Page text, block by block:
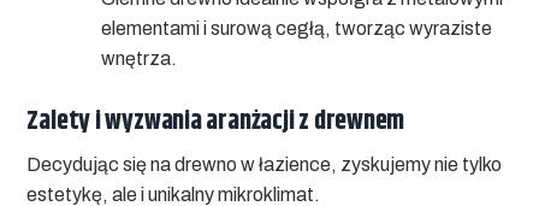
elementami i surową cegłą, tworząc wyraziste
wnętrza.
Zalety i wyzwania aranżacji z drewnem
Decydując się na drewno w łazience, zyskujemy nie tylko
estetykę, ale i unikalny mikroklimat.